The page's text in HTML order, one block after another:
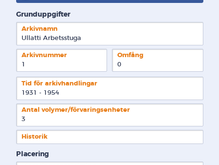
Grunduppgifter
Arkivnamn
Ullatti Arbetsstuga
Arkivnummer
Omfång
0
Tid för arkivhandlingar
1931 - 1954
Antal volymer/förvaringsenheter
3
Historik
Placering